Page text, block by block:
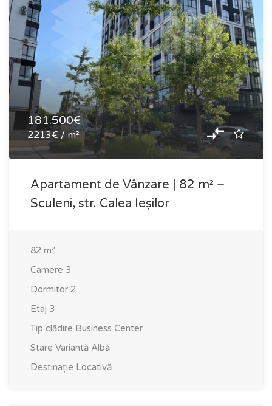
181.500€
2213€ / m²
Apartament de Vânzare | 82 m² –
Sculeni, str. Calea Ieșilor
82 m²
Camere 3
Dormitor 2
Etaj 3
Tip clădire Business Center
Stare Variantă Albă
Destinație Locativă